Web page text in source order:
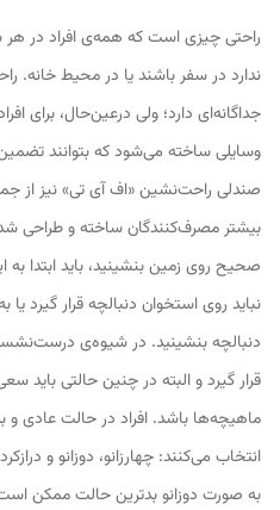
راحتی چیزی است که همه‌ی افراد در هر
ندارد در سفر باشند یا در محیط خانه.
جداگانه‌ای دارد؛ ولی درعین‌حال، برای
وسایلی ساخته می‌شود که بتوانند
صندلی راحت‌نشین «اف آی تی» نیز از
بیشتر مصرف‌کنندگان ساخته و طراحی
صحیح روی زمین بنشینید، باید ابتدا به
نباید روی استخوان دنبالچه قرار گیرد یا
دنبالچه بنشینید. در شیوه‌ی
قرار گیرد و البته در چنین حالتی
ماهیچه‌ها باشد. افراد در حالت عادی
انتخاب می‌کنند: چهارزانو، دوزانو و
به صورت دوزانو بدترین حالت ممکن